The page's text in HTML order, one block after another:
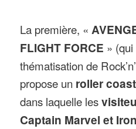
La première, «
FLIGHT FORCE »
thématisation de
propose un roller
dans laquelle les
Captain Marvel et